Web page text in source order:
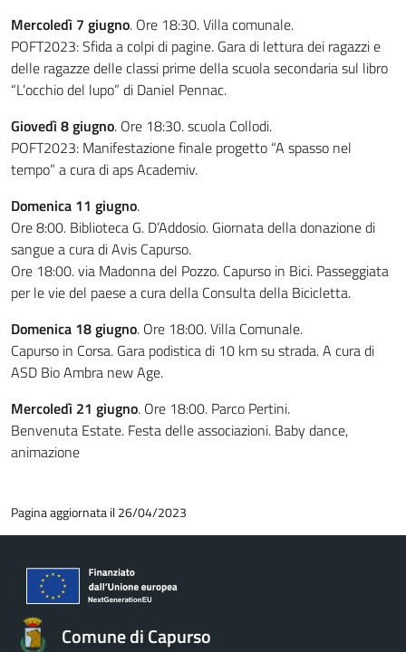
Mercoledì 7 giugno. Ore 18:30. Villa comunale.
POFT2023: Sfida a colpi di pagine. Gara di lettura dei ragazzi e
delle ragazze delle classi prime della scuola secondaria sul libro
“L’occhio del lupo” di Daniel Pennac.
Giovedì 8 giugno. Ore 18:30. scuola Collodi.
POFT2023: Manifestazione finale progetto “A spasso nel
tempo” a cura di aps Academiv.
Domenica 11 giugno.
Ore 8:00. Biblioteca G. D’Addosio. Giornata della donazione di
sangue a cura di Avis Capurso.
Ore 18:00. via Madonna del Pozzo. Capurso in Bici. Passeggiata
per le vie del paese a cura della Consulta della Bicicletta.
Domenica 18 giugno. Ore 18:00. Villa Comunale.
Capurso in Corsa. Gara podistica di 10 km su strada. A cura di
ASD Bio Ambra new Age.
Mercoledì 21 giugno. Ore 18:00. Parco Pertini.
Benvenuta Estate. Festa delle associazioni. Baby dance,
animazione
Pagina aggiornata il 26/04/2023
Comune di Capurso